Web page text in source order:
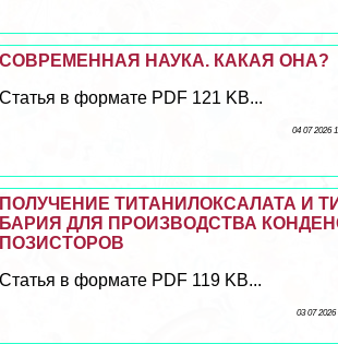
СОВРЕМЕННАЯ НАУКА. КАКАЯ ОНА?
Статья в формате PDF 121 KB...
04 07 2026
ПОЛУЧЕНИЕ ТИТАНИЛОКСАЛАТА И
БАРИЯ ДЛЯ ПРОИЗВОДСТВА
ПОЗИСТОРОВ
Статья в формате PDF 119 KB...
03 07 2026